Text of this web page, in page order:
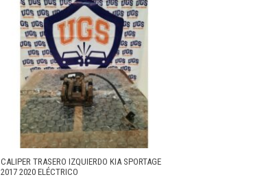
CALIPER TRASERO IZQUIERDO KIA SPORTAGE
2017 2020 ELÉCTRICO